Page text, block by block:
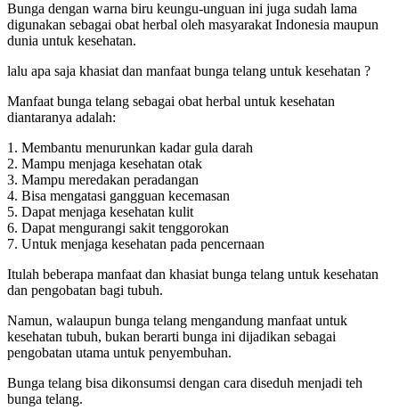
Bunga dengan warna biru keungu-unguan ini juga sudah lama
digunakan sebagai obat herbal oleh masyarakat Indonesia maupun
dunia untuk kesehatan.
lalu apa saja khasiat dan manfaat bunga telang untuk kesehatan ?
Manfaat bunga telang sebagai obat herbal untuk kesehatan
diantaranya adalah:
1. Membantu menurunkan kadar gula darah
2. Mampu menjaga kesehatan otak
3. Mampu meredakan peradangan
4. Bisa mengatasi gangguan kecemasan
5. Dapat menjaga kesehatan kulit
6. Dapat mengurangi sakit tenggorokan
7. Untuk menjaga kesehatan pada pencernaan
Itulah beberapa manfaat dan khasiat bunga telang untuk kesehatan
dan pengobatan bagi tubuh.
Namun, walaupun bunga telang mengandung manfaat untuk
kesehatan tubuh, bukan berarti bunga ini dijadikan sebagai
pengobatan utama untuk penyembuhan.
Bunga telang bisa dikonsumsi dengan cara diseduh menjadi teh
bunga telang.